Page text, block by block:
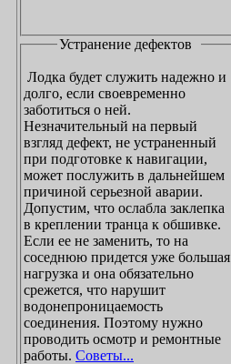
Устранение дефектов
Лодка будет служить надежно и
долго, если своевременно
заботиться о ней.
Незначительный на первый
взгляд дефект, не устраненный
при подготовке к навигации,
может послужить в дальнейшем
причиной серьезной аварии.
Допустим, что ослабла заклепка
в креплении транца к обшивке.
Если ее не заменить, то на
соседнюю придется уже большая
нагрузка и она обязательно
срежется, что нарушит
водонепроницаемость
соединения. Поэтому нужно
проводить осмотр и ремонтные
работы. Советы...